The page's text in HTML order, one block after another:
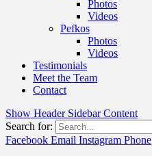
Photos
Videos
Pefkos
Photos
Videos
Testimonials
Meet the Team
Contact
Show Header Sidebar Content
Search for:
Facebook Email Instagram Phone